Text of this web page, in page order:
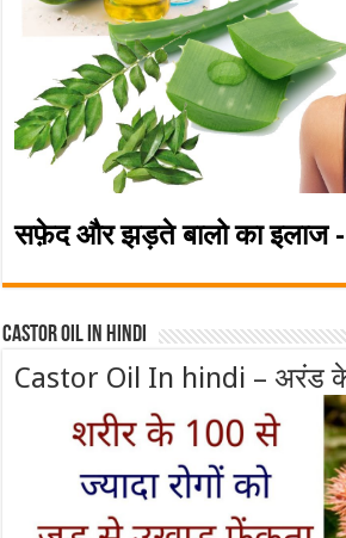
सफ़ेद और झड़ते बालो का इलाज
Castor Oil In Hindi
Castor Oil In hindi – अरंड